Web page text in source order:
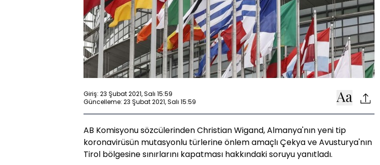
Giriş: 23 Şubat 2021, Salı 15:59
Güncelleme: 23 Şubat 2021, Salı 15:59
AB Komisyonu sözcülerinden Christian Wigand, Almanya'nın yeni tip
koronavirüsün mutasyonlu türlerine önlem amaçlı Çekya ve Avusturya'nın
Tirol bölgesine sınırlarını kapatması hakkındaki soruyu yanıtladı.